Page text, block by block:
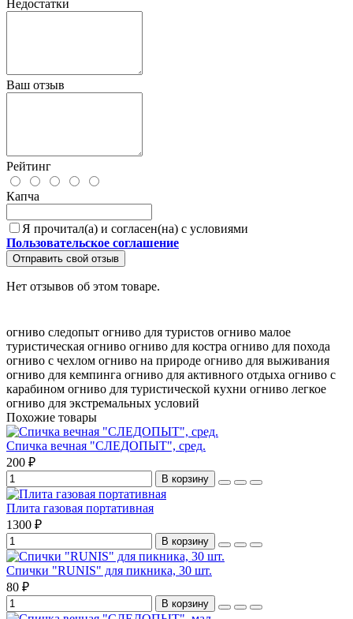
Недостатки
Ваш отзыв
Рейтинг
Капча
Я прочитал(а) и согласен(на) с условиями
Пользовательское соглашение
Отправить свой отзыв
Нет отзывов об этом товаре.
огниво следопыт огниво для туристов огниво малое
туристическая огниво огниво для костра огниво для похода
огниво с чехлом огниво на природе огниво для выживания
огниво для кемпинга огниво для активного отдыха огниво с
карабином огниво для туристической кухни огниво легкое
огниво для экстремальных условий
Похожие товары
Спичка вечная "СЛЕДОПЫТ", сред.
200 ₽
В корзину
Плита газовая портативная
1300 ₽
В корзину
Спички "RUNIS" для пикника, 30 шт.
80 ₽
В корзину